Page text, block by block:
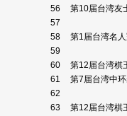
56
第10届台湾友
57
58
第1届台湾名
59
60
第12届台湾棋
61
第7届台湾中
62
63
第12届台湾棋